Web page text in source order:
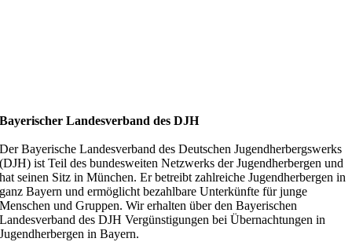
Bayerischer Landesverband des DJH
Der Bayerische Landesverband des Deutschen Jugendherbergswerks
(DJH) ist Teil des bundesweiten Netzwerks der Jugendherbergen und
hat seinen Sitz in München. Er betreibt zahlreiche Jugendherbergen in
ganz Bayern und ermöglicht bezahlbare Unterkünfte für junge
Menschen und Gruppen. Wir erhalten über den Bayerischen
Landesverband des DJH Vergünstigungen bei Übernachtungen in
Jugendherbergen in Bayern.